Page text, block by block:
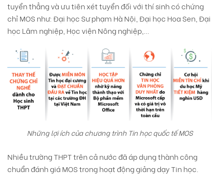
tuyển thẳng và ưu tiên xét tuyển đối với thí sinh có chứng
chỉ MOS như: Đại học Sư phạm Hà Nội, Đại học Hoa Sen, Đại
học Lâm nghiệp, Học viện Nông nghiệp,…
Những lợi ích của chương trình Tin học quốc tế MOS
Nhiều trường THPT trên cả nước đã áp dụng thành công
chuẩn đánh giá MOS trong hoạt động giảng dạy Tin học.